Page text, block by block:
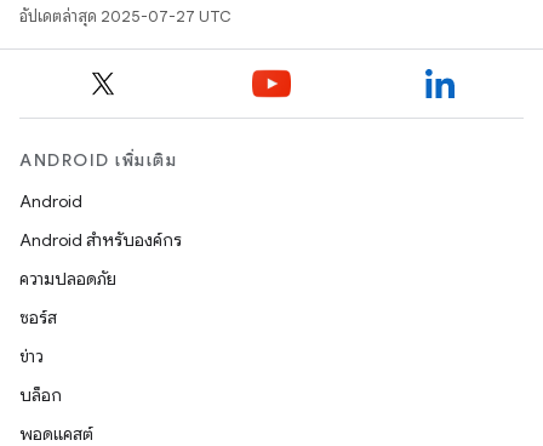
อัปเดตล่าสุด 2025-07-27 UTC
ANDROID เพิ่มเติม
Android
Android สำหรับองค์กร
ความปลอดภัย
ซอร์ส
ข่าว
บล็อก
พอดแคสต์